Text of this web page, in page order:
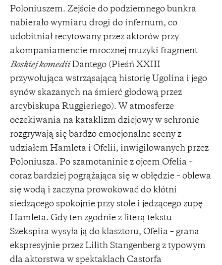
Poloniuszem. Zejście do podziemnego bunkra
nabierało wymiaru drogi do infernum, co
udobitniał recytowany przez aktorów przy
akompaniamencie mrocznej muzyki fragment
Boskiej komedii Dantego (Pieśń XXIII
przywołująca wstrząsającą historię Ugolina i jego
synów skazanych na śmierć głodową przez
arcybiskupa Ruggieriego). W atmosferze
oczekiwania na kataklizm dziejowy w schronie
rozgrywają się bardzo emocjonalne sceny z
udziałem Hamleta i Ofelii, inwigilowanych przez
Poloniusza. Po szamotaninie z ojcem Ofelia –
coraz bardziej pogrążająca się w obłędzie – oblewa
się wodą i zaczyna prowokować do kłótni
siedzącego spokojnie przy stole i jedzącego zupę
Hamleta. Gdy ten zgodnie z literą tekstu
Szekspira wysyła ją do klasztoru, Ofelia – grana
ekspresyjnie przez Lilith Stangenberg z typowym
dla aktorstwa w spektaklach Castorfa